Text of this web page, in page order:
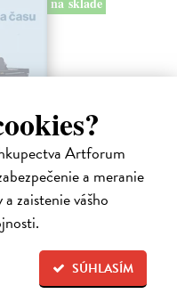
Artforum
a meranie
zaistenie vášho
SÚHLASÍM
rozprávania. Romány
milióny čitateľov k
sú identita, sloboda, čas či…